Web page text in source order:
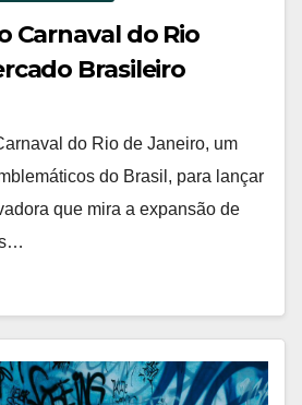
Carnaval do Rio
Brasileiro
do Rio de Janeiro, um
do Brasil, para lançar
que mira a expansão de